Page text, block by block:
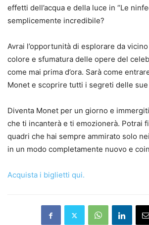
effetti dell’acqua e della luce in “Le
semplicemente incredibile?
Avrai l’opportunità di esplorare da
colore e sfumatura delle opere del
come mai prima d’ora. Sarà come
Monet e scoprire tutti i segreti delle
Diventa Monet per un giorno e
che ti incanterà e ti emozionerà. Potrai
quadri che hai sempre ammirato solo
in un modo completamente nuovo e
Acquista i biglietti qui.